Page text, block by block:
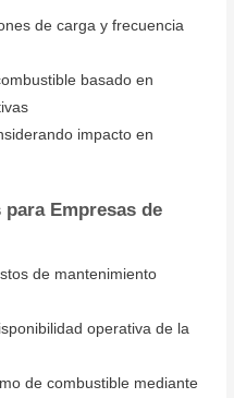
de carga y frecuencia
basado en
impacto en
Empresas de
de mantenimiento
operativa de la
de combustible mediante